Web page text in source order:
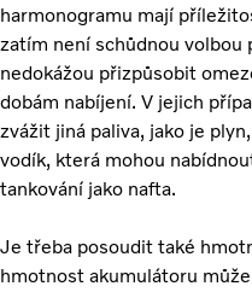
harmonogramu mají
zatím není schůdnou volbou
nedokážou přizpůsobit
dobám nabíjení. V jejich
zvážit jiná paliva, jako je
vodík, která mohou
tankování jako nafta.
Je třeba posoudit také
hmotnost akumulátoru